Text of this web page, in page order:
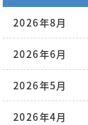
2026年8月
2026年6月
2026年5月
2026年4月